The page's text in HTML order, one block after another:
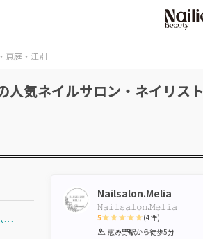
恵庭・江別
人気ネイルサロン・ネイリスト
北海道・東北/北海道/エリアから選ぶ/千歳・恵庭・江別
Nailsalon.Melia
𝙽𝚊𝚒𝚕𝚜𝚊𝚕𝚘𝚗.𝙼𝚎𝚕𝚒𝚊
5
1 2 3 4 5
(4件)
恵み野駅から徒歩5分